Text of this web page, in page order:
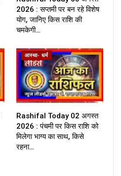
2026 : सप्तमी पर बन रहे विशेष
योग, जानिए किस राशि की
चमकेगी…
आस्था- धर्म
Rashifal Today 02 अगस्त
2026 : पंचमी पर किस राशि को
मिलेगा भाग्य का साथ, किसे
रहना…